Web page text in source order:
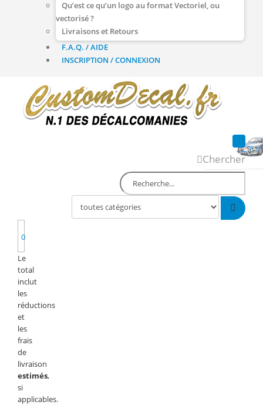
Qu’est ce qu’un logo au format Vectoriel, ou
vectorisé ?
Livraisons et Retours
F.A.Q. / AIDE
INSCRIPTION / CONNEXION
Chercher
0
Le
total
inclut
les
réductions
et
les
frais
de
livraison
estimés,
si
applicables.